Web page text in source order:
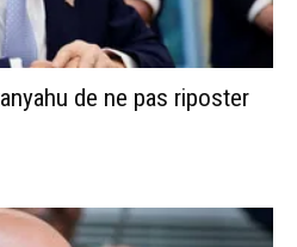
de ne pas riposter